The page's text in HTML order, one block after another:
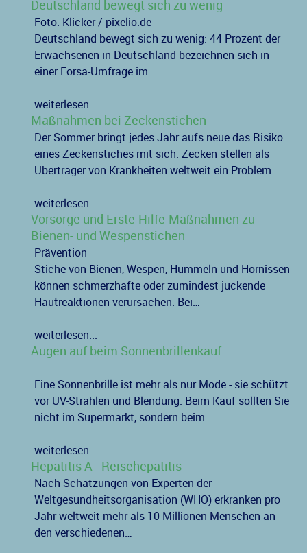
Deutschland bewegt sich zu wenig
Foto: Klicker / pixelio.de
Deutschland bewegt sich zu wenig: 44 Prozent der
Erwachsenen in Deutschland bezeichnen sich in
einer Forsa-Umfrage im…
weiterlesen...
Maßnahmen bei Zeckenstichen
Der Sommer bringt jedes Jahr aufs neue das Risiko
eines Zeckenstiches mit sich. Zecken stellen als
Überträger von Krankheiten weltweit ein Problem…
weiterlesen...
Vorsorge und Erste-Hilfe-Maßnahmen zu
Bienen- und Wespenstichen
Prävention
Stiche von Bienen, Wespen, Hummeln und Hornissen
können schmerzhafte oder zumindest juckende
Hautreaktionen verursachen. Bei…
weiterlesen...
Augen auf beim Sonnenbrillenkauf
Eine Sonnenbrille ist mehr als nur Mode - sie schützt
vor UV-Strahlen und Blendung. Beim Kauf sollten Sie
nicht im Supermarkt, sondern beim…
weiterlesen...
Hepatitis A - Reisehepatitis
Nach Schätzungen von Experten der
Weltgesundheitsorganisation (WHO) erkranken pro
Jahr weltweit mehr als 10 Millionen Menschen an
den verschiedenen…